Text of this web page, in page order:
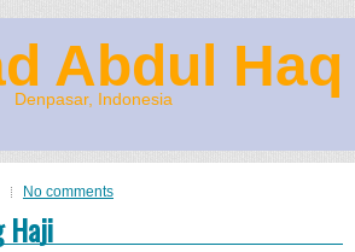
Abdul Haq
Denpasar, Indonesia
No comments
Haji